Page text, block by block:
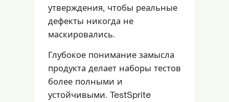
утверждения, чтобы реальные
дефекты никогда не
маскировались.
Глубокое понимание замысла
продукта делает наборы тестов
более полными и
устойчивыми. TestSprite